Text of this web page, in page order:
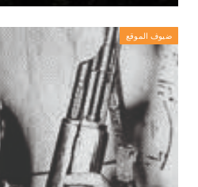
ضيوف الموقع